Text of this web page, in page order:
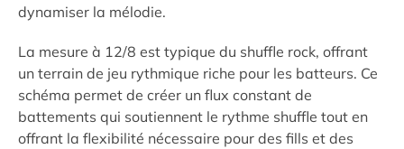
dynamiser la mélodie.
La mesure à 12/8 est typique du shuffle rock, offrant
un terrain de jeu rythmique riche pour les batteurs. Ce
schéma permet de créer un flux constant de
battements qui soutiennent le rythme shuffle tout en
offrant la flexibilité nécessaire pour des fills et des